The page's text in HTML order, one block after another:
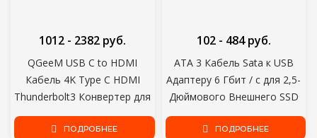
QGeeM USB C to HDMI
Кабель 4K Type C HDMI
Thunderbolt3 Конвертер для
MacBook Huawei Mate 30
USB-C HDMI Адаптер USB
1012 - 2382 руб.
ПОДРОБНЕЕ
ATA 3 Кабель Sata к USB
Адаптеру 6 Гбит / с для 2,5-
Дюймового Внешнего SSD
HDD Жесткого диска 22-
Контактный Кабель Sata III
102 - 484 руб.
ПОДРОБНЕЕ